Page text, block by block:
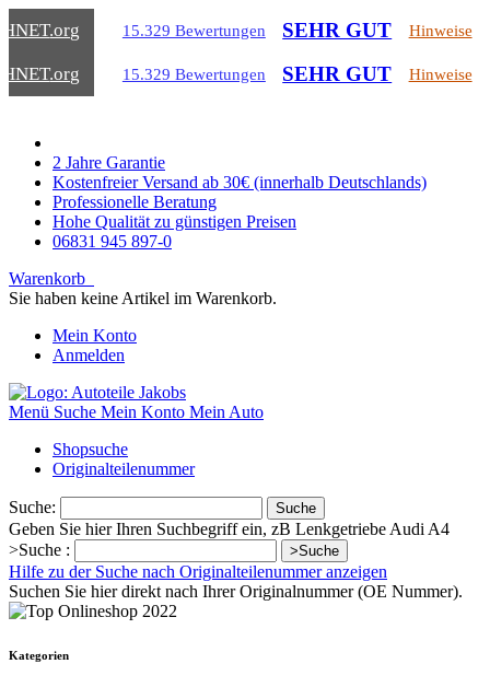
.org 15.329 Bewertungen SEHR GUT Hinweise
.org 15.329 Bewertungen SEHR GUT Hinweise
2 Jahre Garantie
Kostenfreier Versand ab 30€ (innerhalb Deutschlands)
Professionelle Beratung
Hohe Qualität zu günstigen Preisen
06831 945 897-0
Warenkorb
Sie haben keine Artikel im Warenkorb.
Mein Konto
Anmelden
Menü Suche Mein Konto Mein Auto
Shopsuche
Originalteilenummer
Suche: Suche
Geben Sie hier Ihren Suchbegriff ein, zB Lenkgetriebe Audi A4
>Suche :
>Suche
Hilfe zu der Suche nach Originalteilenummer anzeigen
Suchen Sie hier direkt nach Ihrer Originalnummer (OE Nummer).
Kategorien